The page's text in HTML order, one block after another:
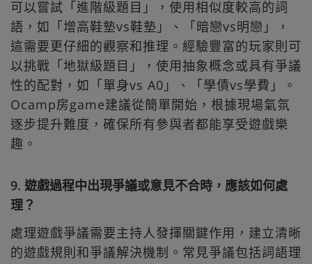
可以嘗試「進階級題目」，使用相似度較高的詞
語，如「增高鞋墊vs鞋墊」、「暗戀vs明戀」，
這需要更仔細的觀察和推理。經驗豐富的玩家則可
以挑戰「地獄級題目」，使用抽象概念或具有爭議
性的配對，如「單身vs A0」、「學債vs學費」。
Ocamp房game建議從簡單開始，根據現場氣氛
逐步提升難度，確保所有參與者都能享受遊戲樂
趣。
9. 遊戲過程中出現爭議或意見不合時，應該如何處
理？
處理遊戲爭議需要主持人發揮關鍵作用，建立清晰
的遊戲規則和爭議解決機制。常見爭議包括詞語理